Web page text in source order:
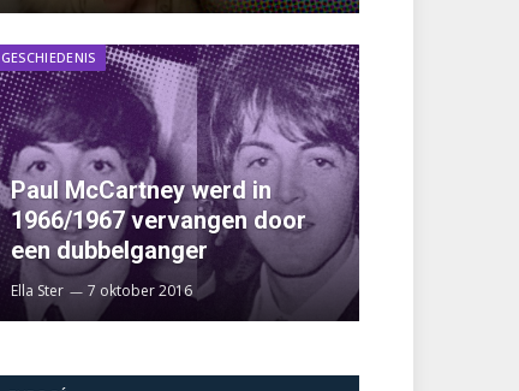
GESCHIEDENIS
Paul McCartney werd in
1966/1967 vervangen door
een dubbelganger
Ella Ster 7 oktober 2016